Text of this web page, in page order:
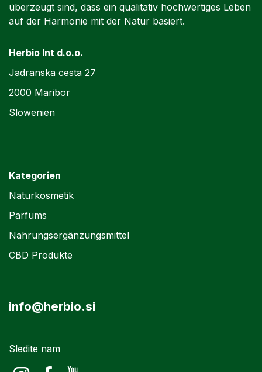
überzeugt sind, dass ein qualitativ hochwertiges Leben
auf der Harmonie mit der Natur basiert.
Herbio Int d.o.o.
Jadranska cesta 27
2000 Maribor
Slowenien
Kategorien
Naturkosmetik
Parfüms
Nahrungsergänzungsmittel
CBD Produkte
info@herbio.si
Sledite nam